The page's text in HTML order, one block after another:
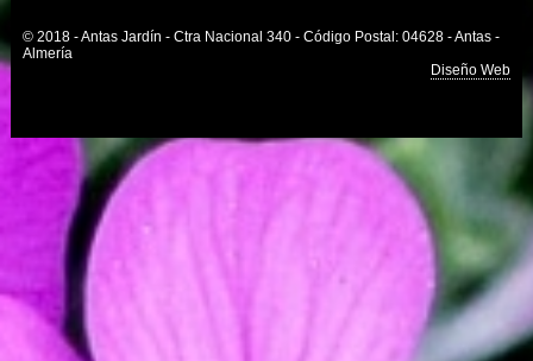
© 2018 - Antas Jardín - Ctra Nacional 340 - Código Postal: 04628 - Antas -
Almería
Diseño Web